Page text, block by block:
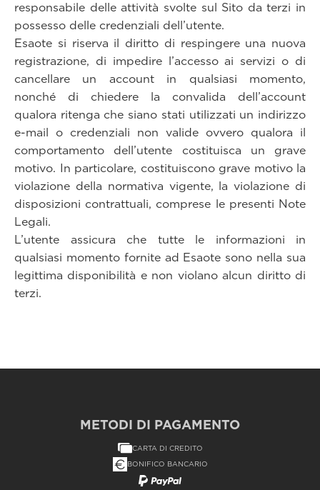
responsabile delle attività svolte sul Sito da terzi in
possesso delle credenziali dell’utente.
Esaote si riserva il diritto di respingere una nuova
registrazione, di impedire l’accesso ai servizi o di
cancellare un account in qualsiasi momento,
nonché di chiedere la convalida dell’account
qualora ritenga che siano stati utilizzati un indirizzo
e-mail o credenziali non valide ovvero qualora il
comportamento dell’utente costituisca un grave
motivo. In particolare, costituiscono grave motivo la
violazione della normativa vigente, la violazione di
disposizioni contrattuali, comprese le presenti Note
Legali.
L’utente assicura che tutte le informazioni in
qualsiasi momento fornite ad Esaote sono nella sua
legittima disponibilità e non violano alcun diritto di
terzi.
METODI DI PAGAMENTO
CARTA DI CREDITO
BONIFICO BANCARIO